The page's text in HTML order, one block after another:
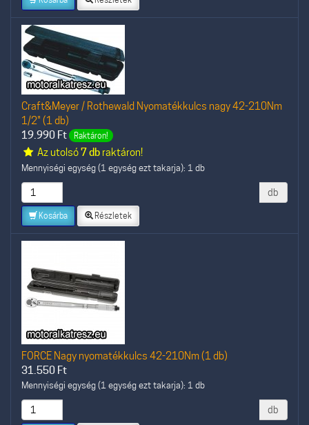
Craft&Meyer / Rothewald Nyomatékkulcs nagy 42-210Nm
1/2" (1 db)
19.990 Ft Raktáron!
Az utolsó7 dbraktáron!
Mennyiségi egység (1 egység ezt takarja): 1 db
db
Kosárba Részletek
FORCE Nagy nyomatékkulcs 42-210Nm (1 db)
31.550 Ft
Mennyiségi egység (1 egység ezt takarja): 1 db
db